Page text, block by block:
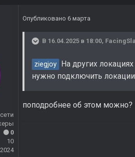
0
10
Опубликовано 6 марта
В 16.04.2025 в 18:00,
ziegjoy На других
нужно подключить
поподробнее об этом можно?